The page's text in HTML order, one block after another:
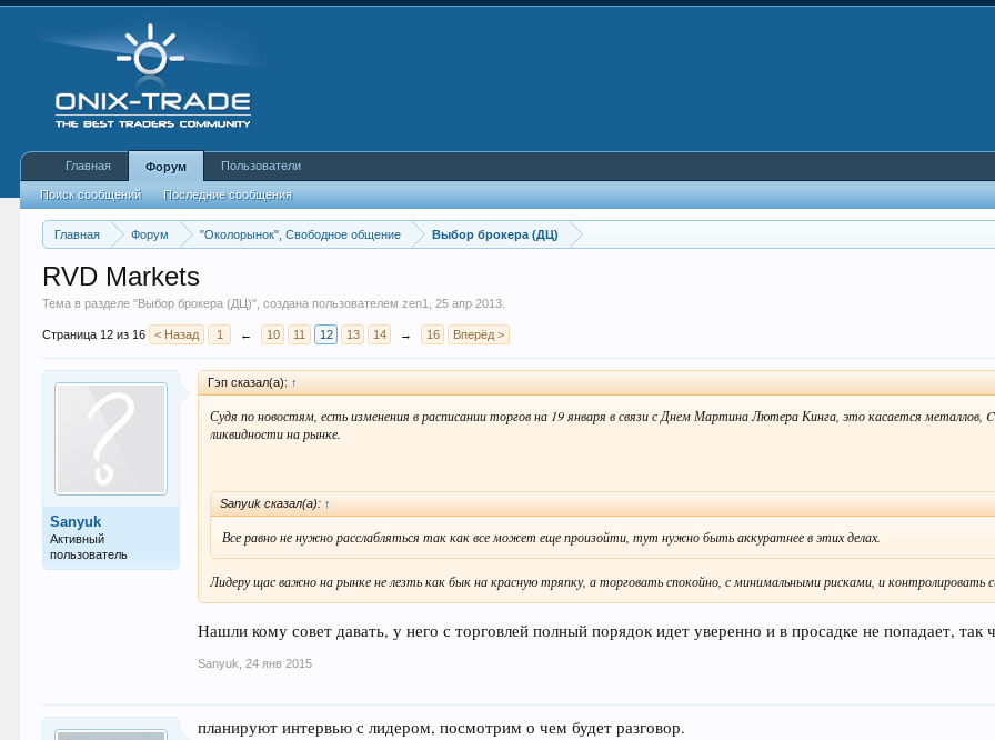
Главная Форум "Околорынок", Свободное общение Выбор брокера (ДЦ)
RVD Markets
Тема в разделе "Выбор брокера (ДЦ)", создана пользователемzen1 ,25 апр 2013
Страница 12 из 16 < Назад 1 ← 10 11 12 13 14 → 16 Вперёд >
Sanyuk
Активный
пользователь
Гэп сказал(а): ↑
Судя по новостям, есть изменения в расписании торгов на 19 января в связи с Днем Мартина Лютера Кинга, это касается металлов,
ликвидности на рынке.
Sanyuk сказал(а): ↑
Все равно не нужно расслабляться так как все может еще произойти, тут нужно быть аккуратнее в этих делах.
Лидеру щас важно на рынке не лезть как бык на красную тряпку, а торговать спокойно, с минимальными рисками, и контролировать
Нашли кому совет давать, у него с торговлей полный порядок идет уверенно и в просадке не попадает, так
Sanyuk 24 янв 2015
планируют интервью с лидером, посмотрим о чем будет разговор.
Главная Форум
Поиск сообщений Последние сообщения
Пользователи